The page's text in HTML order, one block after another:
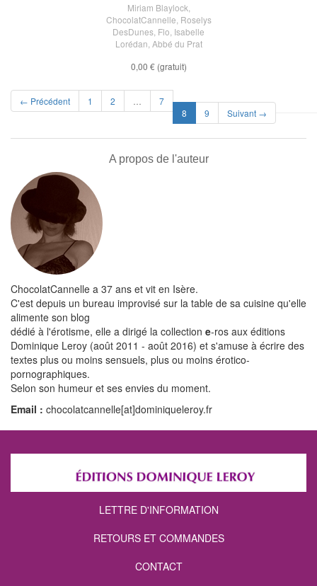
Miriam Blaylock
ChocolatCannelle Roselys
DesDunes Flo Isabelle
Lorédan Abbé du Prat
0,00 € (gratuit)
← Précédent 1 2
7
8 (current)
9 Suivant →
A propos de l'auteur
ChocolatCannelle a 37 ans et vit en Isère.
C'est depuis un bureau improvisé sur la table de sa cuisine qu'elle
alimente son blog
dédié à l'érotisme, elle a dirigé la collection e-ros aux éditions
Dominique Leroy (août 2011 - août 2016) et s'amuse à écrire des
textes plus ou moins sensuels, plus ou moins érotico-
pornographiques.
Selon son humeur et ses envies du moment.
Email : chocolatcannelle[at]dominiqueleroy.fr
LETTRE D'INFORMATION
RETOURS ET COMMANDES
CONTACT